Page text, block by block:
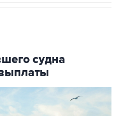
судна